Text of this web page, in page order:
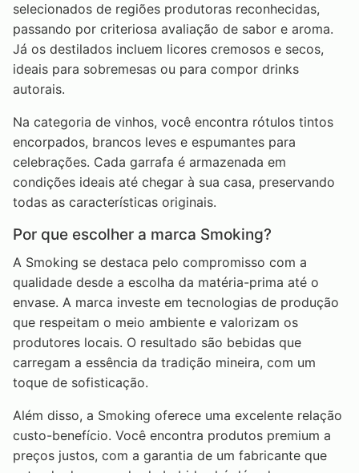
selecionados de regiões produtoras reconhecidas,
passando por criteriosa avaliação de sabor e aroma.
Já os destilados incluem licores cremosos e secos,
ideais para sobremesas ou para compor drinks
autorais.
Na categoria de vinhos, você encontra rótulos tintos
encorpados, brancos leves e espumantes para
celebrações. Cada garrafa é armazenada em
condições ideais até chegar à sua casa, preservando
todas as características originais.
Por que escolher a marca Smoking?
A Smoking se destaca pelo compromisso com a
qualidade desde a escolha da matéria-prima até o
envase. A marca investe em tecnologias de produção
que respeitam o meio ambiente e valorizam os
produtores locais. O resultado são bebidas que
carregam a essência da tradição mineira, com um
toque de sofisticação.
Além disso, a Smoking oferece uma excelente relação
custo-benefício. Você encontra produtos premium a
preços justos, com a garantia de um fabricante que